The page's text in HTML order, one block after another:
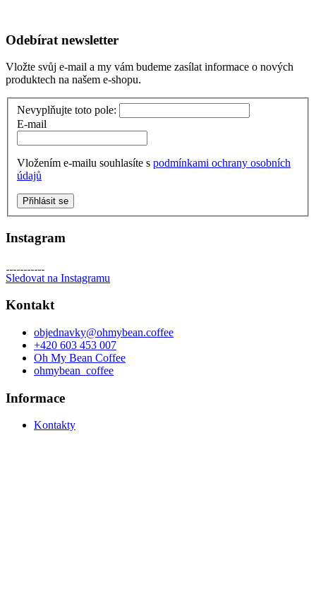
Odebírat newsletter
Vložte svůj e-mail a my vám budeme zasílat informace o nových
produktech na našem e-shopu.
Nevyplňujte toto pole:
E-mail
Vložením e-mailu souhlasíte s podmínkami ochrany osobních
údajů
Přihlásit se
Instagram
Sledovat na Instagramu
Kontakt
objednavky@ohmybean.coffee
+420 603 453 007
Oh My Bean Coffee
ohmybean_coffee
Informace
Kontakty